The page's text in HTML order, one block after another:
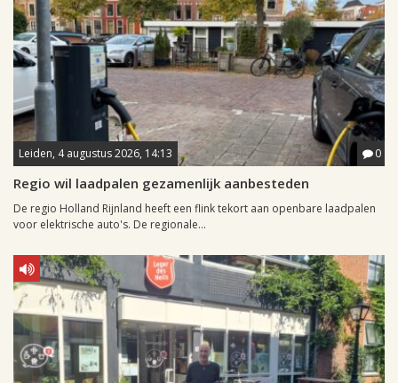
Leiden, 4 augustus 2026, 14:13 0
Regio wil laadpalen gezamenlijk aanbesteden
De regio Holland Rijnland heeft een flink tekort aan openbare laadpalen
voor elektrische auto's. De regionale...